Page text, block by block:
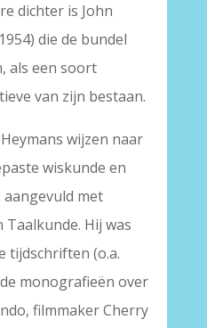
dichter is John
die de bundel
als een soort
van zijn bestaan.
wijzen naar
wiskunde en
met
Taalkunde. Hij was
tijdschriften (o.a.
monografieën over
filmmaker Cherry